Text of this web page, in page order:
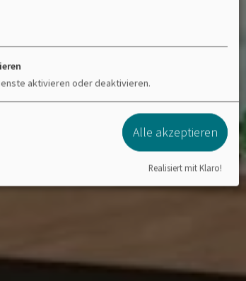
aktivieren oder deaktivieren.
Alle akzeptieren
Realisiert mit Klaro!